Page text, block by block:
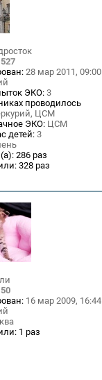
527
28 мар 2011, 09:00
ЭКО: 3
проводилось
ЦСМ
ЭКО: ЦСМ
детей: 3
286 раз
328 раз
50
16 мар 2009, 16:44
1 раз